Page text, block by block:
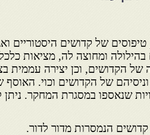
של קדושים היסטוריים
ומחוצה לה, מציאות
הקדושים, וכן יצירה עממית
של הקדושים וכוי. האוסף
שנאספו במסגרת המחקר. ניתן
הנמסרות מדור לדור.